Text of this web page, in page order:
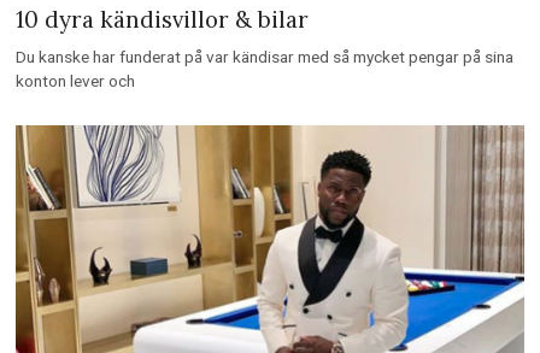
10 dyra kändisvillor & bilar
Du kanske har funderat på var kändisar med så mycket pengar på sina
konton lever och